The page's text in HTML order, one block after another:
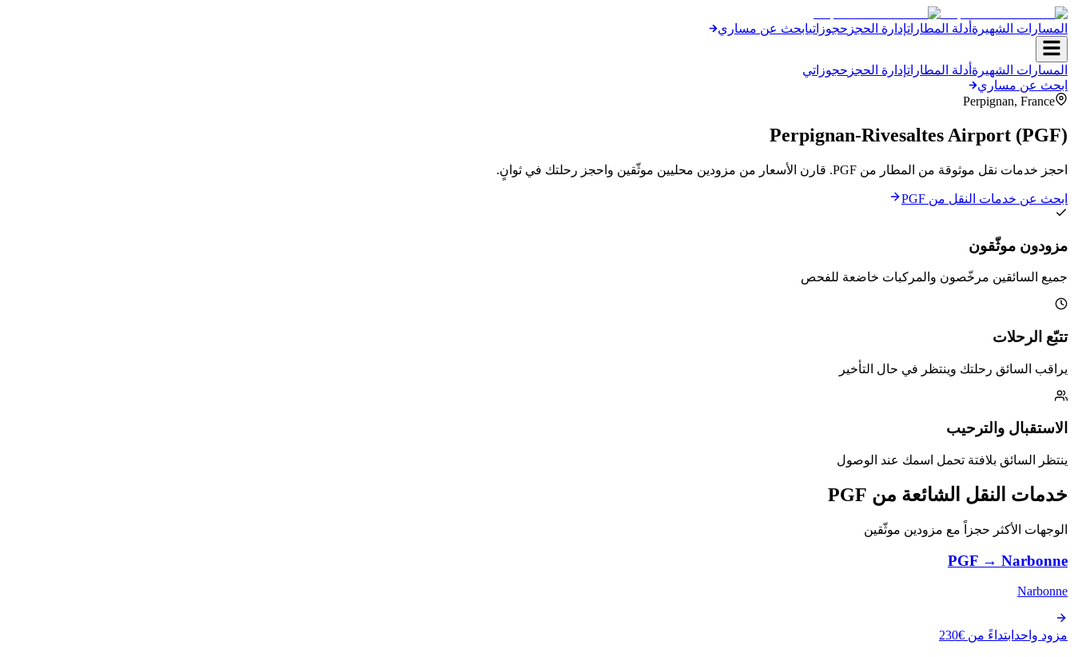
المسارات الشهيرة أدلة المطاراتإدارة الحجز حجوزاتيابحث عن مساري
المسارات الشهيرة أدلة المطاراتإدارة الحجز حجوزاتي
ابحث عن مساري
Perpignan, France
Perpignan-Rivesaltes Airport (PGF)
احجز خدمات نقل موثوقة من المطار من PGF. قارن الأسعار من مزودين محليين موثّقين واحجز رحلتك في ثوانٍ.
ابحث عن خدمات النقل من PGF
مزودون موثّقون
جميع السائقين مرخّصون والمركبات خاضعة للفحص
تتبّع الرحلات
يراقب السائق رحلتك وينتظر في حال التأخير
الاستقبال والترحيب
ينتظر السائق بلافتة تحمل اسمك عند الوصول
خدمات النقل الشائعة من PGF
الوجهات الأكثر حجزاً مع مزودين موثّقين
PGF → Narbonne
Narbonne
مزود واحد ابتداءً من €230